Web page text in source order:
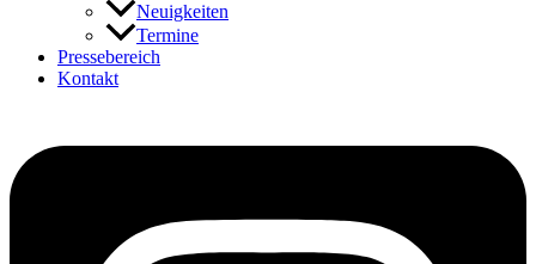
Neuigkeiten
Termine
Pressebereich
Kontakt